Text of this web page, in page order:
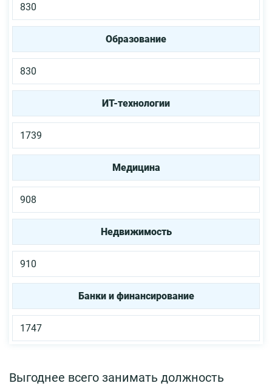
830
Образование
830
ИТ-технологии
1739
Медицина
908
Недвижимость
910
Банки и финансирование
1747
Выгоднее всего занимать должность